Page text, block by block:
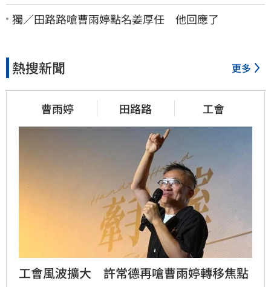
法院討公道結果出爐
獨／田路路嗆曹雨婷點名姜厚任 他回應了
熱搜新聞 更多
曹雨婷 田路路 工會
工會風波擴大　許常德再嗆曹雨婷轉移焦點